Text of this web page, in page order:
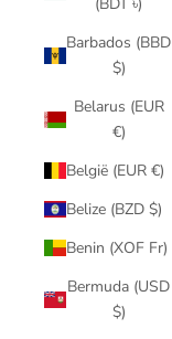
Barbados (BBD
$)
Belarus (EUR
€)
België (EUR €)
Belize (BZD $)
Benin (XOF Fr)
Bermuda (USD
$)